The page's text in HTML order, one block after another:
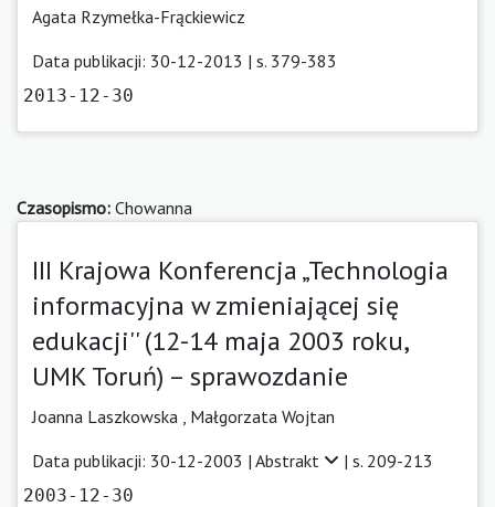
Agata Rzymełka-Frąckiewicz
Data publikacji: 30-12-2013 | s. 379-383
2013-12-30
Czasopismo: Chowanna
III Krajowa Konferencja „Technologia
informacyjna w zmieniającej się
edukacji'' (12-14 maja 2003 roku,
UMK Toruń) – sprawozdanie
Joanna Laszkowska , Małgorzata Wojtan
Data publikacji: 30-12-2003 | Abstrakt | s. 209-213
2003-12-30